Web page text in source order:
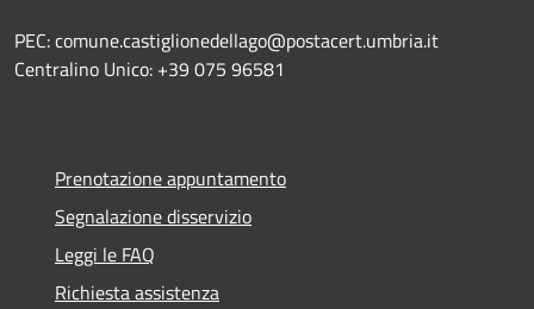
PEC: comune.castiglionedellago@postacert.umbria.it
Centralino Unico: +39 075 96581
Prenotazione appuntamento
Segnalazione disservizio
Leggi le FAQ
Richiesta assistenza